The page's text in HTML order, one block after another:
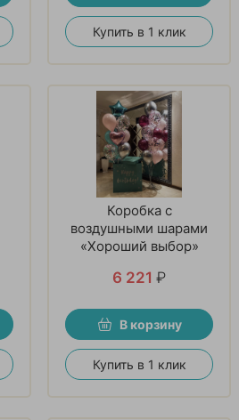
Купить в 1 клик
Коробка с
воздушными шарами
«Хороший выбор»
6 221 ₽
В корзину
Купить в 1 клик